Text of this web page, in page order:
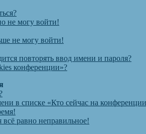
не могу войти!
не могу войти!
повторять ввод имени и пароля?
конференции»?
в списке «Кто сейчас на
равно неправильное!